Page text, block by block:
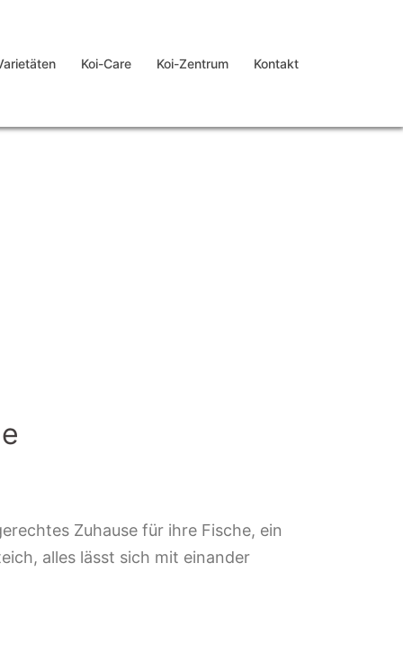
Koi-Care Koi-Zentrum Kontakt
Zuhause für ihre Fische, ein
alles lässt sich mit einander